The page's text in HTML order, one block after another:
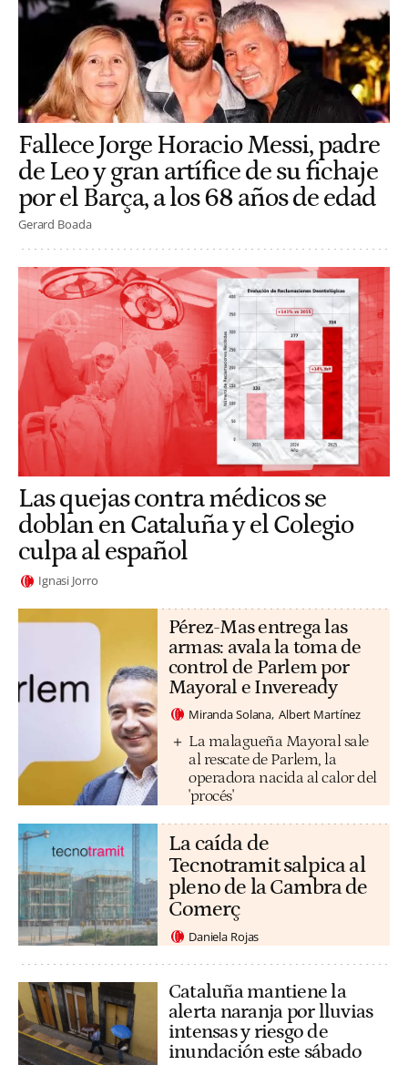
Fallece Jorge Horacio Messi, padre
de Leo y gran artífice de su fichaje
por el Barça, a los 68 años de edad
Gerard Boada
Las quejas contra médicos se
doblan en Cataluña y el Colegio
culpa al español
Ignasi Jorro
Pérez-Mas entrega las
armas: avala la toma de
control de Parlem por
Mayoral e Inveready
Miranda Solana Albert Martínez
La malagueña Mayoral sale
al rescate de Parlem, la
operadora nacida al calor del
'procés'
La caída de
Tecnotramit salpica al
pleno de la Cambra de
Comerç
Daniela Rojas
Cataluña mantiene la
alerta naranja por lluvias
intensas y riesgo de
inundación este sábado